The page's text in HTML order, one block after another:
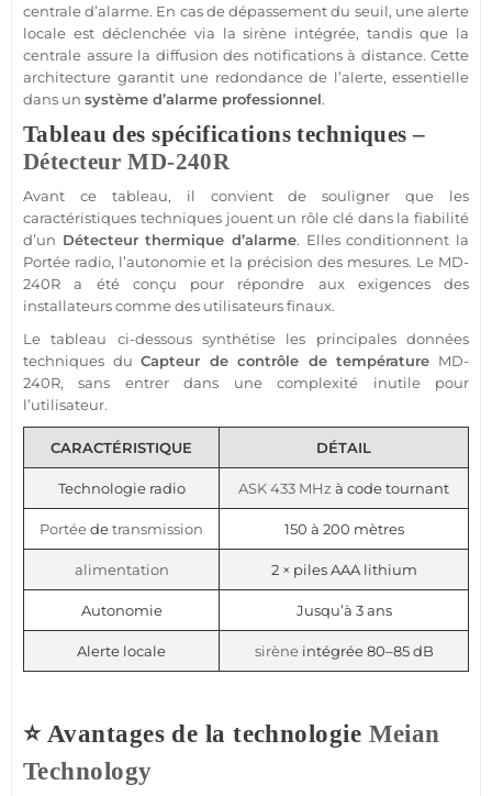
centraled’alarme. En cas de dépassement du seuil, une alerte
locale est déclenchée via lasirène intégrée, tandis que la
centrale assure la diffusion des notifications à distance. Cette
architecture garantit une redondance de l’alerte, essentielle
dans un système d’alarme professionnel.
Tableau des spécifications techniques –
Détecteur MD-240R
Avant ce tableau, il convient de souligner que les
caractéristiques techniques jouent un rôle clé dans la fiabilité
d’un Détecteurthermique d’alarme. Elles conditionnent la
Portée radio, l’autonomie et la précision des mesures. Le MD-
240R a été conçu pour répondre aux exigences des
installateurs comme des utilisateurs finaux.
Le tableau ci-dessous synthétise les principales données
techniques duCapteur de contrôle detempérature MD-
240R, sans entrer dans une complexité inutile pour
l’utilisateur.
CARACTÉRISTIQUE DÉTAIL
Technologie radio ASK433 MHz à code tournant
Portéedetransmission 150 à 200 mètres
alimentation 2 × piles AAA lithium
Autonomie Jusqu’à 3 ans
Alerte locale sirèneintégrée 80–85 dB
⭐ Avantages de la technologie Meian
Technology